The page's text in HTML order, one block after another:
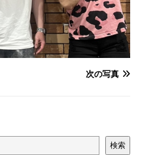
次の写真
検索